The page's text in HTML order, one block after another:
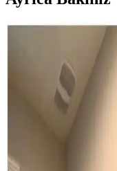
Küçük Toalet
Estetik Tasarım
Küçük toalet odasının
desenler ve aksesuar
ve hijyenik halı
Banyo Lavabo
İçin Fonksiyonel